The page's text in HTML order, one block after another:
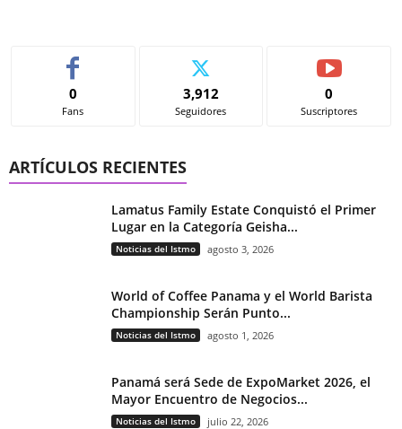
0
Fans
3,912
Seguidores
0
Suscriptores
ARTÍCULOS RECIENTES
Lamatus Family Estate Conquistó el Primer
Lugar en la Categoría Geisha...
Noticias del Istmo agosto 3, 2026
World of Coffee Panama y el World Barista
Championship Serán Punto...
Noticias del Istmo agosto 1, 2026
Panamá será Sede de ExpoMarket 2026, el
Mayor Encuentro de Negocios...
Noticias del Istmo julio 22, 2026